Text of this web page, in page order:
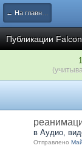
← На главную
Публикации
в Аудио,
Отправлено